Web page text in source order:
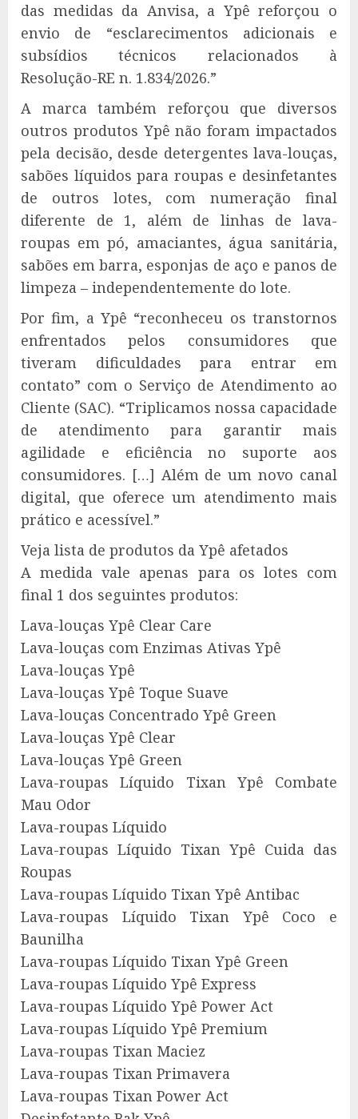
das medidas da Anvisa, a Ypê reforçou o
envio de “esclarecimentos adicionais e
subsídios técnicos relacionados à
Resolução-RE n. 1.834/2026.”
A marca também reforçou que diversos
outros produtos Ypê não foram impactados
pela decisão, desde detergentes lava-louças,
sabões líquidos para roupas e desinfetantes
de outros lotes, com numeração final
diferente de 1, além de linhas de lava-
roupas em pó, amaciantes, água sanitária,
sabões em barra, esponjas de aço e panos de
limpeza – independentemente do lote.
Por fim, a Ypê “reconheceu os transtornos
enfrentados pelos consumidores que
tiveram dificuldades para entrar em
contato” com o Serviço de Atendimento ao
Cliente (SAC). “Triplicamos nossa capacidade
de atendimento para garantir mais
agilidade e eficiência no suporte aos
consumidores. […] Além de um novo canal
digital, que oferece um atendimento mais
prático e acessível.”
Veja lista de produtos da Ypê afetados
A medida vale apenas para os lotes com
final 1 dos seguintes produtos:
Lava-louças Ypê Clear Care
Lava-louças com Enzimas Ativas Ypê
Lava-louças Ypê
Lava-louças Ypê Toque Suave
Lava-louças Concentrado Ypê Green
Lava-louças Ypê Clear
Lava-louças Ypê Green
Lava-roupas Líquido Tixan Ypê Combate
Mau Odor
Lava-roupas Líquido
Lava-roupas Líquido Tixan Ypê Cuida das
Roupas
Lava-roupas Líquido Tixan Ypê Antibac
Lava-roupas Líquido Tixan Ypê Coco e
Baunilha
Lava-roupas Líquido Tixan Ypê Green
Lava-roupas Líquido Ypê Express
Lava-roupas Líquido Ypê Power Act
Lava-roupas Líquido Ypê Premium
Lava-roupas Tixan Maciez
Lava-roupas Tixan Primavera
Lava-roupas Tixan Power Act